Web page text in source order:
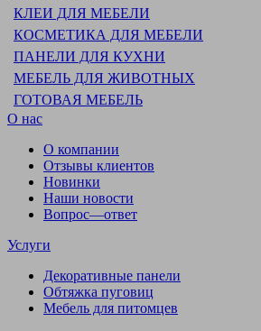
КЛЕИ ДЛЯ МЕБЕЛИ
КОСМЕТИКА ДЛЯ МЕБЕЛИ
ПАНЕЛИ ДЛЯ КУХНИ
МЕБЕЛЬ ДЛЯ ЖИВОТНЫХ
ГОТОВАЯ МЕБЕЛЬ
О нас
О компании
Отзывы клиентов
Новинки
Наши новости
Вопрос—ответ
Услуги
Декоративные панели
Обтяжка пуговиц
Мебель для питомцев